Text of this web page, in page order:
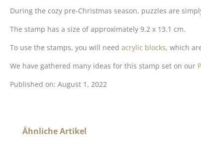
During the cozy pre-Christmas season, puzzles are
The stamp has a size of approximately 9.2 x 13.1 cm.
To use the stamps, you will need acrylic blocks, which
We have gathered many ideas for this stamp set on our
Published on: August 1, 2022
Skip product gallery
Ähnliche Artikel